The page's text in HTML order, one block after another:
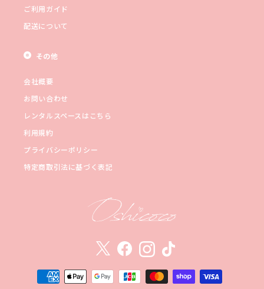
ご利用ガイド
配送について
その他
会社概要
お問い合わせ
レンタルスペースはこちら
利用規約
プライバシーポリシー
特定商取引法に基づく表記